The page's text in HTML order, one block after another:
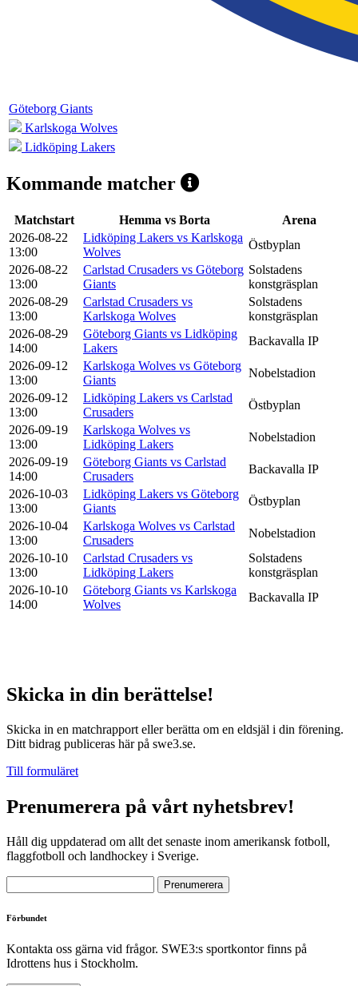
Göteborg Giants
Karlskoga Wolves
Lidköping Lakers
Kommande matcher
Matchstart Hemma vs Borta
Arena
2026-08-22
13:00
Lidköping Lakers vs Karlskoga
Wolves
Östbyplan
2026-08-22
13:00
Carlstad Crusaders vs Göteborg
Giants
Solstadens
konstgräsplan
2026-08-29
13:00
Carlstad Crusaders vs
Karlskoga Wolves
Solstadens
konstgräsplan
2026-08-29
14:00
Göteborg Giants vs Lidköping
Lakers
Backavalla IP
2026-09-12
13:00
Karlskoga Wolves vs Göteborg
Giants
Nobelstadion
2026-09-12
13:00
Lidköping Lakers vs Carlstad
Crusaders
Östbyplan
2026-09-19
13:00
Karlskoga Wolves vs
Lidköping Lakers
Nobelstadion
2026-09-19
14:00
Göteborg Giants vs Carlstad
Crusaders
Backavalla IP
2026-10-03
13:00
Lidköping Lakers vs Göteborg
Giants
Östbyplan
2026-10-04
13:00
Karlskoga Wolves vs Carlstad
Crusaders
Nobelstadion
2026-10-10
13:00
Carlstad Crusaders vs
Lidköping Lakers
Solstadens
konstgräsplan
2026-10-10
14:00
Göteborg Giants vs Karlskoga
Wolves
Backavalla IP
Skicka in din berättelse!
Skicka in en matchrapport eller berätta om en eldsjäl i din förening.
Ditt bidrag publiceras här på swe3.se.
Till formuläret
Prenumerera på vårt nyhetsbrev!
Håll dig uppdaterad om allt det senaste inom amerikansk fotboll,
flaggfotboll och landhockey i Sverige.
Förbundet
Kontakta oss gärna vid frågor. SWE3:s sportkontor finns på
Idrottens hus i Stockholm.